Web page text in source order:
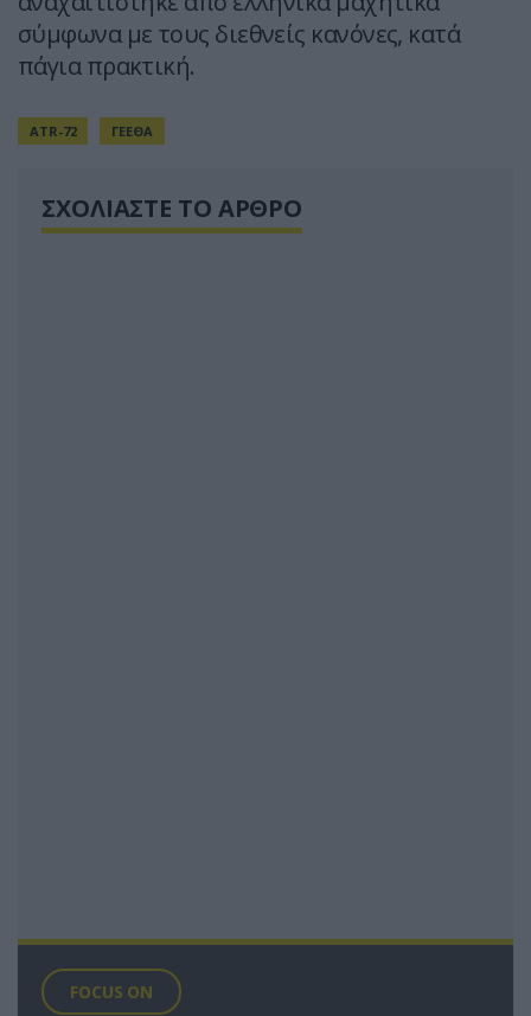
σύμφωνα με τους διεθνείς κανόνες, κατά
πάγια πρακτική.
ATR-72 ΓΕΕΘΑ
ΣΧΟΛΙΑΣΤΕ ΤΟ ΑΡΘΡΟ
FOCUS ON